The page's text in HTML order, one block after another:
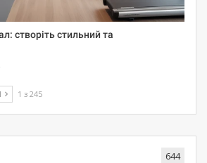
створіть стильний та
1 з 245
644